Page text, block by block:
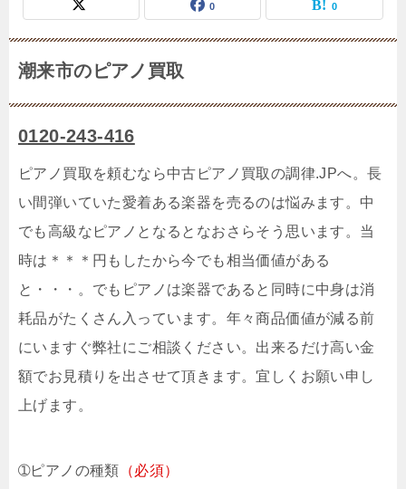
0 0
潮来市のピアノ買取
0120-243-416
ピアノ買取を頼むなら中古ピアノ買取の調律.JPへ。長
い間弾いていた愛着ある楽器を売るのは悩みます。中
でも高級なピアノとなるとなおさらそう思います。当
時は＊＊＊円もしたから今でも相当価値がある
と・・・。でもピアノは楽器であると同時に中身は消
耗品がたくさん入っています。年々商品価値が減る前
にいますぐ弊社にご相談ください。出来るだけ高い金
額でお見積りを出させて頂きます。宜しくお願い申し
上げます。
➀ピアノの種類 （必須）